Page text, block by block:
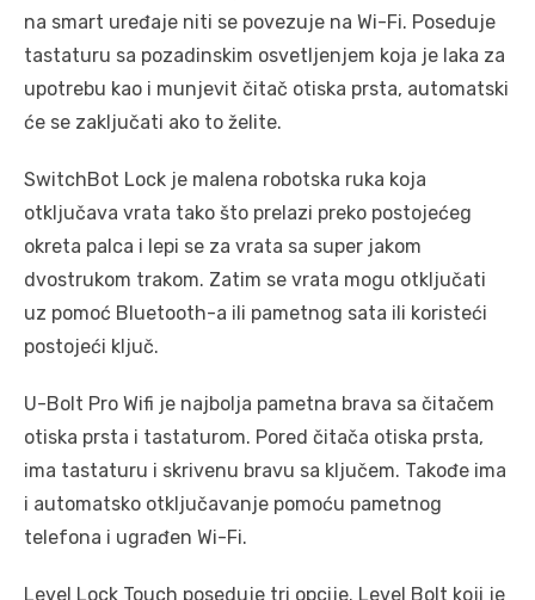
na smart uređaje niti se povezuje na Wi-Fi. Poseduje
tastaturu sa pozadinskim osvetljenjem koja je laka za
upotrebu kao i munjevit čitač otiska prsta, automatski
će se zaključati ako to želite.
SwitchBot Lock je malena robotska ruka koja
otključava vrata tako što prelazi preko postojećeg
okreta palca i lepi se za vrata sa super jakom
dvostrukom trakom. Zatim se vrata mogu otključati
uz pomoć Bluetooth-a ili pametnog sata ili koristeći
postojeći ključ.
U-Bolt Pro Wifi je najbolja pametna brava sa čitačem
otiska prsta i tastaturom. Pored čitača otiska prsta,
ima tastaturu i skrivenu bravu sa ključem. Takođe ima
i automatsko otključavanje pomoću pametnog
telefona i ugrađen Wi-Fi.
Level Lock Touch poseduje tri opcije. Level Bolt koji je